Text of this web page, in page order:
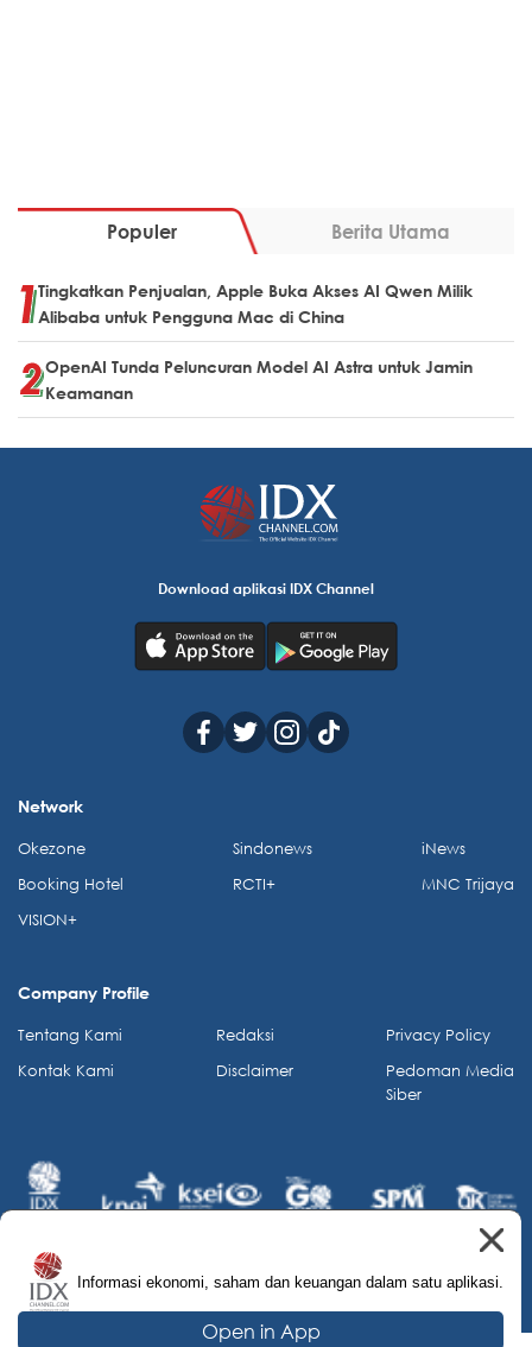
Populer Berita Utama
Tingkatkan Penjualan, Apple Buka Akses AI Qwen Milik
Alibaba untuk Pengguna Mac di China
OpenAI Tunda Peluncuran Model AI Astra untuk Jamin
Keamanan
Informasi ekonomi, saham dan keuangan dalam satu aplikasi.
Open in App
Download aplikasi IDX Channel
Network
Okezone
Booking Hotel
VISION+
Sindonews
RCTI+
iNews
MNC Trijaya
Company Profile
Tentang Kami
Kontak Kami
Redaksi
Disclaimer
Privacy Policy
Pedoman Media
Siber
© 2026 IDX Channel. All Rights Reserved.